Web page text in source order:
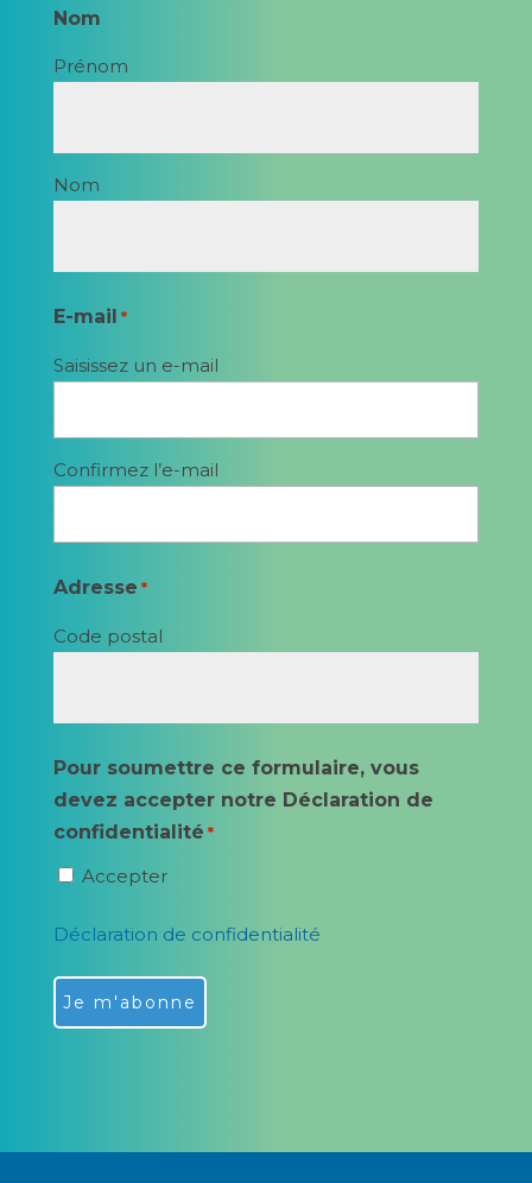
Nom
Prénom
Nom
E-mail *
Saisissez un e-mail
Confirmez l’e-mail
Adresse *
Code postal
Pour soumettre ce formulaire, vous
devez accepter notre Déclaration de
confidentialité *
Accepter
Déclaration de confidentialité